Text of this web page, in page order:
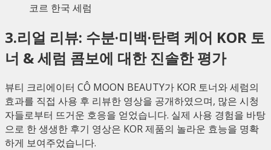
코르 한국 세럼
3.리얼 리뷰: 수분·미백·탄력 케어 KOR 토
너 & 세럼 콤보에 대한 진솔한 평가
뷰티 크리에이터 CÔ MOON BEAUTY가 KOR 토너와 세럼의
효과를 직접 사용 후 리뷰한 영상을 공개하였으며, 많은 시청
자들로부터 뜨거운 호응을 얻었습니다. 실제 사용 경험을 바탕
으로 한 생생한 후기 영상은 KOR 제품의 놀라운 효능을 명확
하게 보여주었습니다.